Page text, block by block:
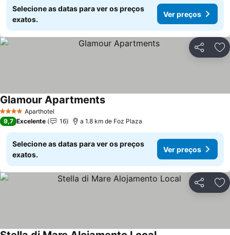
Selecione as datas para ver os preços
exatos.
Ver preços
Partilhar
4 EstrelasAparthotel
Glamour ApartmentsVer preços
9,7 Excelente 16 a 1.8 km de Foz Plaza
Selecione as datas para ver os preços
exatos.
Ver preços
Partilhar